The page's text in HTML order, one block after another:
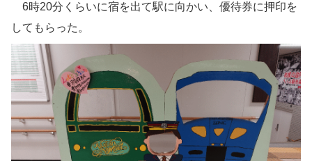
6時20分くらいに宿を出て駅に向かい、優待券に押印を
してもらった。